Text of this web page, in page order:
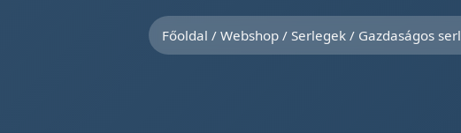
Főoldal / Webshop/ Serlegek/ Gazdaságos